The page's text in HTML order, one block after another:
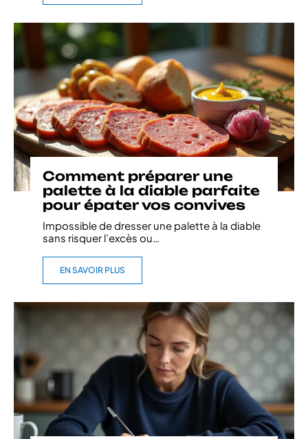
Comment préparer une
palette à la diable parfaite
pour épater vos convives
Impossible de dresser une palette à la diable
sans risquer l’excès ou…
EN SAVOIR PLUS